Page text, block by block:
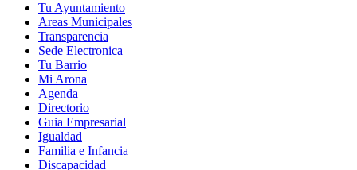
Tu Ayuntamiento
Areas Municipales
Transparencia
Sede Electronica
Tu Barrio
Mi Arona
Agenda
Directorio
Guia Empresarial
Igualdad
Familia e Infancia
Discapacidad